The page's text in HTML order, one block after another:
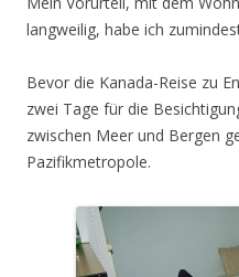
langweilig, habe ich
Bevor die Kanada-Reise zu
zwei Tage für die
zwischen Meer und Bergen
Pazifikmetropole.